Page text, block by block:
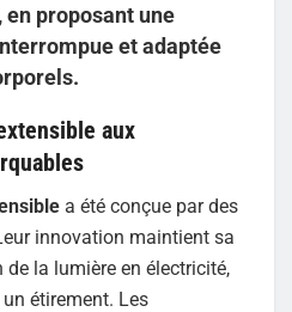
proposant une
et adaptée
aux
a été conçue par des
innovation maintient sa
la lumière en électricité,
étirement. Les